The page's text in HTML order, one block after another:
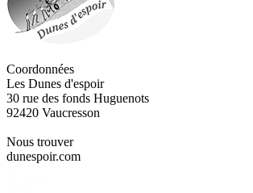
Coordonnées
Les Dunes d'espoir
30 rue des fonds Huguenots
92420 Vaucresson
Nous trouver
dunespoir.com